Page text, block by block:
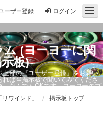
ログイン
ーザー登録
(ヨーヨーに関
板)
部の『ユーザー登録』をお願い
ば当掲示板で聞いてみてくださ
なんでもOKです。ヨーヨーのプ
ワインド」 掲示板トップ